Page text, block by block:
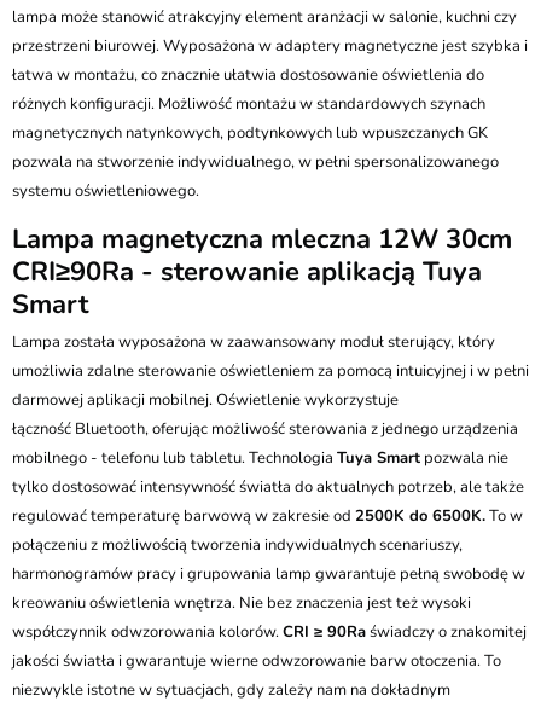
lampa może stanowić atrakcyjny element aranżacji w salonie, kuchni czy
przestrzeni biurowej. Wyposażona w adaptery magnetyczne jest szybka i
łatwa w montażu, co znacznie ułatwia dostosowanie oświetlenia do
różnych konfiguracji. Możliwość montażu w standardowych szynach
magnetycznych natynkowych, podtynkowych lub wpuszczanych GK
pozwala na stworzenie indywidualnego, w pełni spersonalizowanego
systemu oświetleniowego.
Lampa magnetyczna mleczna 12W 30cm
CRI≥90Ra - sterowanie aplikacją Tuya
Smart
Lampa została wyposażona w zaawansowany moduł sterujący, który
umożliwia zdalne sterowanie oświetleniem za pomocą intuicyjnej i w pełni
darmowej aplikacji mobilnej. Oświetlenie wykorzystuje
łączność Bluetooth, oferując możliwość sterowania z jednego urządzenia
mobilnego - telefonu lub tabletu. Technologia Tuya Smart pozwala nie
tylko dostosować intensywność światła do aktualnych potrzeb, ale także
regulować temperaturę barwową w zakresie od 2500K do 6500K.To w
połączeniu z możliwością tworzenia indywidualnych scenariuszy,
harmonogramów pracy i grupowania lamp gwarantuje pełną swobodę w
kreowaniu oświetlenia wnętrza. Nie bez znaczenia jest też wysoki
współczynnik odwzorowania kolorów.CRI ≥ 90Raświadczy o znakomitej
jakości światła i gwarantuje wierne odwzorowanie barw otoczenia. To
niezwykle istotne w sytuacjach, gdy zależy nam na dokładnym